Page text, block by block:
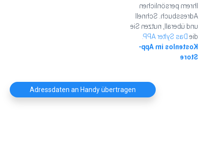
Ihrem persönlichen
Adressbuch. Schnell
und überall, nutzen Sie
die
Das Sylter APP.
Kostenlos im App-
Store
Adressdaten an Handy übertragen